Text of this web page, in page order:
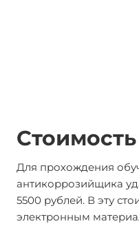
Для прохождения
антикоррозийщика
5500 рублей. В эту
электронным